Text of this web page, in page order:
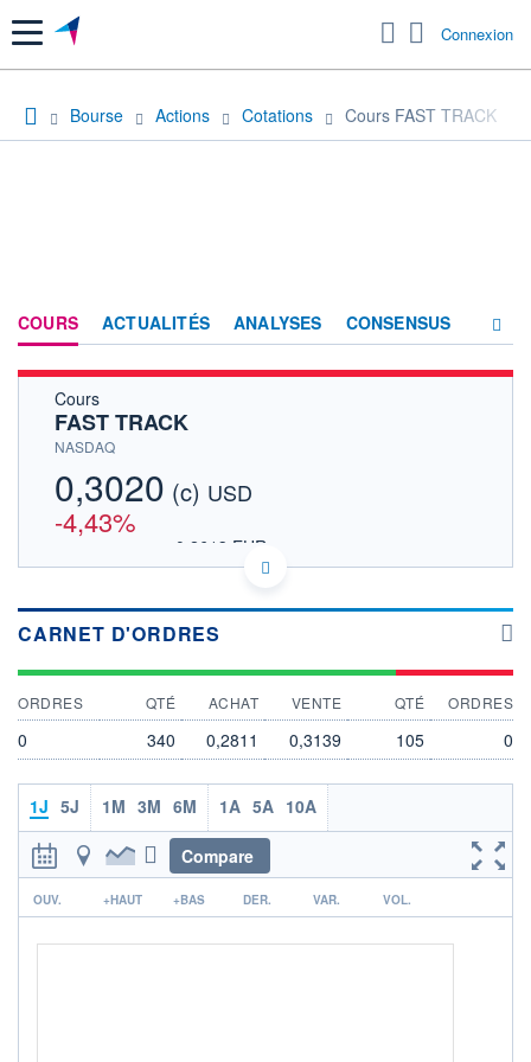
Menu Connexion
Bourse Actions Cotations Cours FAST TRACK
COURS ACTUALITÉS ANALYSES CONSENSUS
Cours
FAST TRACK
NASDAQ
0,3020 (c) USD
-4,43%
0,2613 EUR
INDICE DE RÉFÉRENCE NASDAQ COMPOSITE
DONNÉES TEMPS DIFFÉRÉ
Politique d'exécution
Cotation sur les autres places
17h45
0,30
0,32
INDICE DE RÉFÉRENCE
CARNET D'ORDRES
ORDRES QTÉ ACHAT VENTE QTÉ ORDRES
0 340 0,2811 0,3139 105 0
1J 5J 1M 3M 6M 1A 5A 10A
Compare
r
OUV. +HAUT +BAS DER. VAR. VOL.